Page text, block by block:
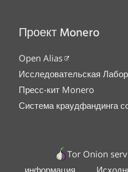
Проект Monero
Open Alias
Исследовательская
Пресс-кит Monero
Система краудфандинга
Tor Onion
информация